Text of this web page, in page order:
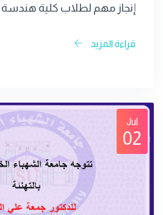
إنجاز مهم لطلاب كلية هندسة
قراءة المزيد
Jul
02